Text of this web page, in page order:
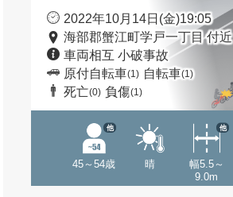
2022年10月14日(金)19:05
海部郡蟹江町学戸一丁目 付近
車両相互 小破事故
原付自転車(1) 自転車(1)
死亡(0) 負傷(1)
45～54歳
他
晴
幅5.5～
9.0m
他